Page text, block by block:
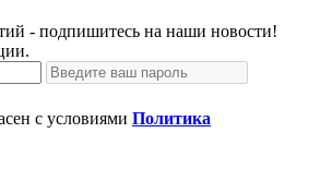
- подпишитесь на наши новости!
с условиями Политика